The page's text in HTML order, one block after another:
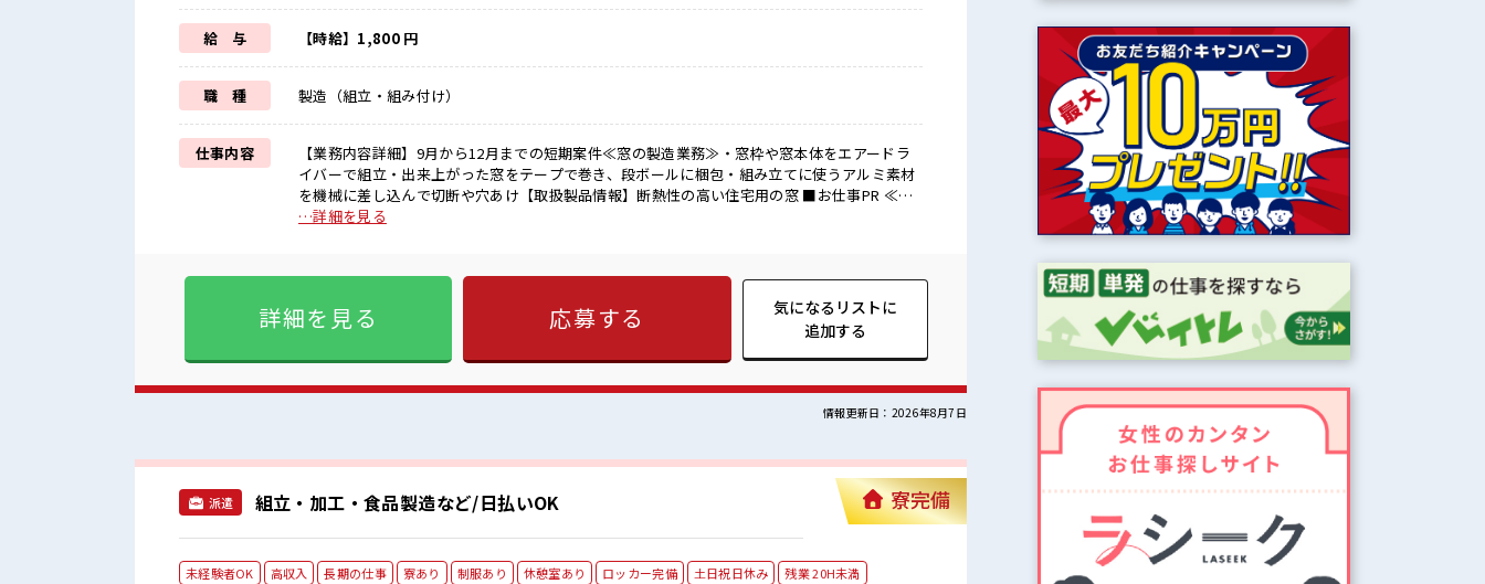
給 与 【時給】1,800 円
職 種 製造（組立・組み付け）
仕事内容
【業務内容詳細】9月から12月までの短期案件≪窓の製造業務≫・窓枠や窓本体をエアードラ
イバーで組立・出来上がった窓をテープで巻き、段ボールに梱包・組み立てに使うアルミ素材
を機械に差し込んで切断や穴あけ【取扱製品情報】断熱性の高い住宅用の窓 ■お仕事PR ≪残
業で稼げる≫ 高収入を希望される方にオススメ。 残業は月20時間以上あります♪ ≪完全週休
ど、 しっかり働く環境が整っています！ イチからスキルUP・ステップUP目指していきましょ
う！ ≪自分に向いている仕事が探せる≫ 困った事などがあれば、 担当がしっかりサポートし
ます！ ■職場の雰囲気 休憩室で楽しくおしゃべり！ ストレス解消☆ ロッカーあり！ 安心して
お仕事に集中♪ 残業が多めだからしっかり稼ぎたい方にもオススメ！ 高収入もバッチリ目指
せますよ！
…詳細を見る
詳細を見る 応募する
気になるリストに
追加する
情報更新日：2026年8月7日
派遣 組立・加工・食品製造など/日払いOK 寮完備
未経験者OK 高収入 長期の仕事 寮あり 制服あり 休憩室あり ロッカー完備 土日祝日休み 残業 20H未満